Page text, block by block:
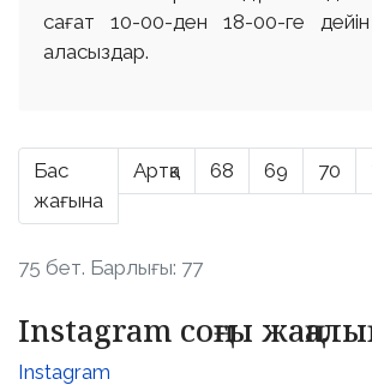
сағат 10-00-ден 18-00-ге
аласыздар.
Бас
жағына
Артқа 68 69 70
75 бет. Барлығы: 77
Instagram соңғы
Instagram